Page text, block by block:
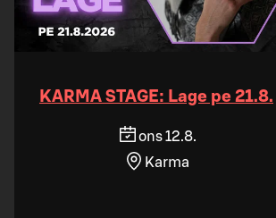
KARMA STAGE: Lage pe 21.8.
ons 12.8.
Karma